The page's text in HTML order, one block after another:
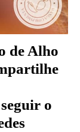
de Alho
o